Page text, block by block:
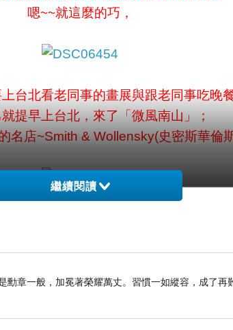
嗯~~就這麼的巧，
台北看老同事的畫展與跟老同事吃晚
提早上台北，來了「 微風南山 」；
名店~Smith & Wollensky(史密斯華倫
據說現在訂位很滿，
繼續閱讀
章一般，加冕著榮耀萬丈。習慣一如縱容，成了再